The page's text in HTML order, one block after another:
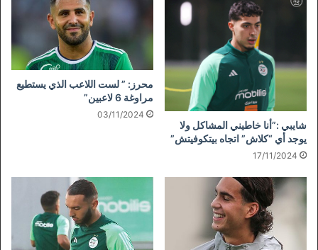
شايبي :”أنا خاطيني المشاكل ولا
يوجد أي “كلاش” اتجاه بيتكوفيتش”
17/11/2024
محرز: ” لست اللاعب الذي يستطيع
مراوغة 6 لاعبين”
03/11/2024